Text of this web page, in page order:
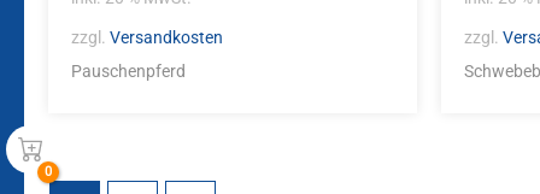
zzgl.Versandkosten
Pauschenpferd
zzgl.